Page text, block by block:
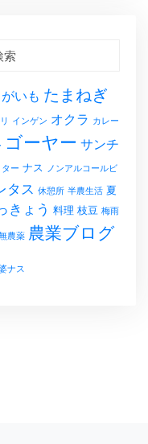
索
いも たまねぎ
インゲン オクラ カレー
ゴーヤー サンチ
ター ナス ノンアルコールビ
タス 休憩所 半農生活 夏
きょう 料理 枝豆 梅雨
農薬 農業ブログ
ナス